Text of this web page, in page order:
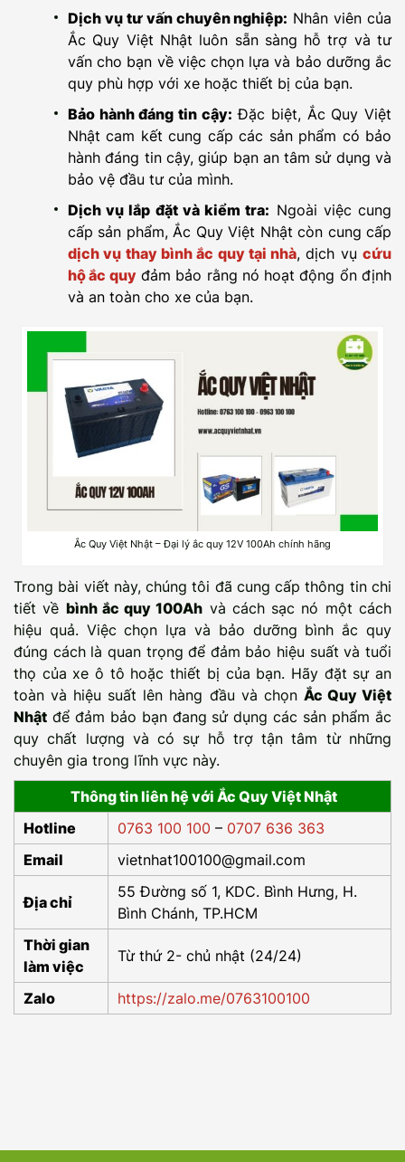
Dịch vụ tư vấn chuyên nghiệp: Nhân viên của
Ắc Quy Việt Nhật luôn sẵn sàng hỗ trợ và tư
vấn cho bạn về việc chọn lựa và bảo dưỡng ắc
quy phù hợp với xe hoặc thiết bị của bạn.
Bảo hành đáng tin cậy: Đặc biệt, Ắc Quy Việt
Nhật cam kết cung cấp các sản phẩm có bảo
hành đáng tin cậy, giúp bạn an tâm sử dụng và
bảo vệ đầu tư của mình.
Dịch vụ lắp đặt và kiểm tra: Ngoài việc cung
cấp sản phẩm, Ắc Quy Việt Nhật còn cung cấp
dịch vụ thay bình ắc quy tại nhà, dịch vụcứu
hộ ắc quyđảm bảo rằng nó hoạt động ổn định
và an toàn cho xe của bạn.
Ắc Quy Việt Nhật – Đại lý ắc quy 12V 100Ah chính hãng
Trong bài viết này, chúng tôi đã cung cấp thông tin chi
tiết về bình ắc quy 100Ah và cách sạc nó một cách
hiệu quả. Việc chọn lựa và bảo dưỡng bình ắc quy
đúng cách là quan trọng để đảm bảo hiệu suất và tuổi
thọ của xe ô tô hoặc thiết bị của bạn. Hãy đặt sự an
toàn và hiệu suất lên hàng đầu và chọn Ắc Quy Việt
Nhật để đảm bảo bạn đang sử dụng các sản phẩm ắc
quy chất lượng và có sự hỗ trợ tận tâm từ những
chuyên gia trong lĩnh vực này.
Thông tin liên hệ với Ắc Quy Việt Nhật
Hotline
0763 100 100 – 0707 636 363
Email
vietnhat100100@gmail.com
Địa chỉ
55 Đường số 1, KDC. Bình Hưng, H.
Bình Chánh, TP.HCM
Thời gian
làm việc
Từ thứ 2- chủ nhật (24/24)
Zalo https://zalo.me/0763100100